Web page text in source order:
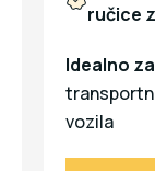
ručice
Idealno
vozila